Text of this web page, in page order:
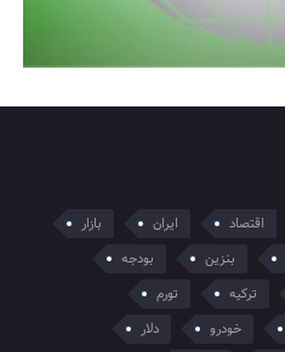
اقتصاد ایران
بازار
بنزین
بودجه
ترکیه
تورم
خودرو
دلار